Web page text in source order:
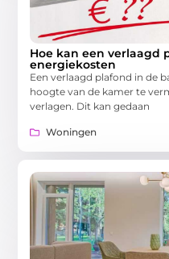
Hoe kan een verlaagd
energiekosten
Een verlaagd plafond in de
hoogte van de kamer te
verlagen. Dit kan gedaan
Woningen